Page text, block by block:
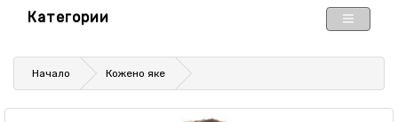
Категории
Начало Кожено яке